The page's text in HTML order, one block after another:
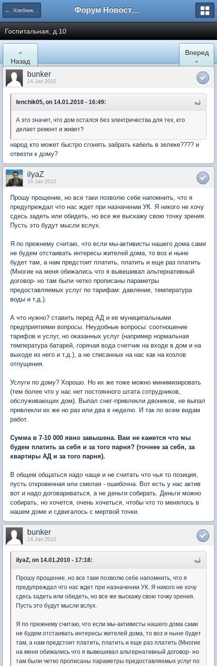
← Хлебниково Форум Новостройки
Госпитальная, д.10
«
Назад
Вперед
»
bunker
14 Jan 2010
lenchik05, on 14.01.2010 - 16:49:
А это значит, что дом остался без электричества для тех, кто
делает ремонт и живет?
народ кто может быстро сгонять забрать кабель в зелеке???? и
отвезти к дому?
ilyaZ
14 Jan 2010
Прошу прощение, но все таки позволю себе напомнить, что я
предупреждал что нас ждет при назначении УК. Я никого не хочу
сдесь задеть или обидеть, но все же выскажу свою точку зрения.
Пусть это будут мысли вслух.
Я по прежнему считаю, что если мы-активисты нашего дома сами
не будем отстаивать интересы жителей дома, то воз и ныне
будет там, а нам предстоит платить, платить и еще раз платить
(Многие на меня обижались что я вывешивал альтернативный
договор- но там были четко прописаны параметры
предоставляемых услуг по тарифам: давление, температура
воды и т.д.).
А что нужно? ставить перед АД и ее муниципальными
предприятиями вопросы. Неудобные вопросы: соотношение
тарифов и услуг, но оказанных услуг (например нормальная
температура батарей, горячая вода счетчик на входе в дом и на
выходе из него и т.д.), а не списанных на нас как на козлов
отпущения.
Услуги по дому? Хорошо. Но их же тоже можно минимизировать
(тем более что у нас нет постоянного штата сотрудников,
обслуживающих дом). Выпал снег-привлекли двоников, не выпал
привлекли их же но раз или два в неделю. И так по всем видам
работ.
Сумма в 7-10 000 явно завышена. Вам не кажется что мы
будем платить за себя и за того парня? (точнее за себя, за
квартиры АД и за того парня).
В общем общаться надо чаще и не считать что чья то позиция,
пусть откровенная или смелая - ошибочна. Вот есть у нас актив
вот и надо договариваться, а не деньги собирать. Деньги можно
собирать, но хочется, очень хочеться, чтобы что то менялось в
нашем доме и сдвигалось с мертвой точки.
bunker
14 Jan 2010
ilyaZ, on 14.01.2010 - 17:18:
Прошу прощение, но все таки позволю себе напомнить, что я
предупреждал что нас ждет при назначении УК. Я никого не хочу
сдесь задеть или обидеть, но все же выскажу свою точку зрения.
Пусть это будут мысли вслух.
Я по прежнему считаю, что если мы-активисты нашего дома сами
не будем отстаивать интересы жителей дома, то воз и ныне будет
там, а нам предстоит платить, платить и еще раз платить (Многие
на меня обижались что я вывешивал альтернативный договор- но
там были четко прописаны параметры предоставляемых услуг по